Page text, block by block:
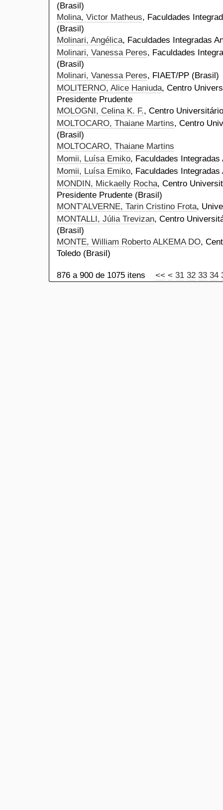
(Brasil)
Molina, Victor Matheus, Faculdades
(Brasil)
Molinari, Angélica, Faculdades Integradas
Molinari, Vanessa Peres, Faculdades
(Brasil)
Molinari, Vanessa Peres, FIAET/PP (Brasil)
MOLITERNO, Alice Haniuda, Centro
Presidente Prudente
MOLOGNI, Celina K. F., Centro
MOLTOCARO, Thaiane Martins, Centro
(Brasil)
MOLTOCARO, Thaiane Martins
Momii, Luísa Emiko, Faculdades
Momii, Luísa Emiko, Faculdades
MONDIN, Mickaelly Rocha, Centro
Presidente Prudente (Brasil)
MONT'ALVERNE, Tarin Cristino Frota,
MONTALLI, Júlia Trevizan, Centro
(Brasil)
MONTE, William Roberto ALKEMA DO,
Toledo (Brasil)
876 a 900 de 1075 itens << < 31 32 33 34